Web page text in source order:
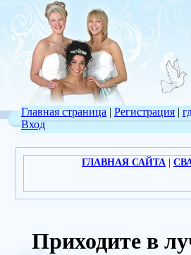
Главная страница | Регистрация |
Вход
ГЛАВНАЯ САЙТА
Приходите в